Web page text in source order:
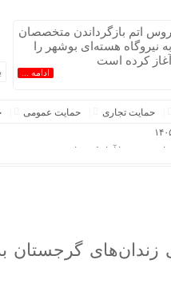
روس اتم بازگرداندن متخصصان
به نیروگاه هسته‌ای بوشهر را
آغاز کرده است
ادامه ...
حمایت تجاری حمایت عمومی
بوشهر را آغاز کرده است
مسائل اقتصادی و نظامی کشور
تحقق تحریم‌های دشمنان است
زندان‌های گرجستان